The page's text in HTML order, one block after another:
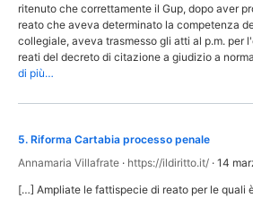
ritenuto che correttamente il Gup, dopo aver
reato che aveva determinato la competenza
collegiale, aveva trasmesso gli atti al p.m. per
reati del decreto di citazione a giudizio a norma
di più…
5. Riforma Cartabia processo penale
Annamaria Villafrate · https://ildiritto.it/ · 14
[…] Ampliate le fattispecie di reato per le quali